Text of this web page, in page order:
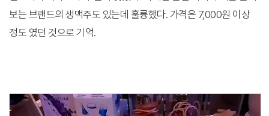
보는 브랜드의 생맥주도 있는데 훌륭했다. 가격은 7,000원 이상
정도 였던 것으로 기억.